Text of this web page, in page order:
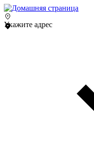
Укажите адрес